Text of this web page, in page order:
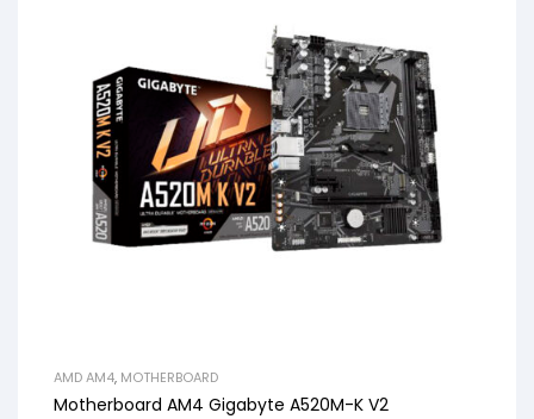
AMD AM4, MOTHERBOARD
Motherboard AM4 Gigabyte A520M-K V2